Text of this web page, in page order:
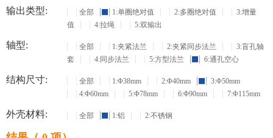
输出类型: 全部 1:单圈绝对值 2:多圈绝对值
3:增量
值
4:拉绳 5:双输出
轴型: 全部 1:夹紧法兰 2:夹紧同步法兰
3:盲孔轴
套
4:同步法兰 5:方型法兰 6:通孔空心
结构尺寸: 全部 1:Φ38mm 2:Φ40mm
3:Φ50mm
4:Φ60mm
5:Φ78mm 6:Φ90mm 7:Φ115mm
外壳材料: 全部 1:铝 2:不锈钢